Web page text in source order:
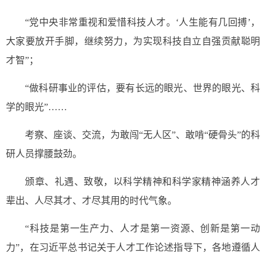
“党中央非常重视和爱惜科技人才。‘人生能有几回搏’，
大家要放开手脚，继续努力，为实现科技自立自强贡献聪明
才智”；
“做科研事业的评估，要有长远的眼光、世界的眼光、科
学的眼光”……
考察、座谈、交流，为敢闯“无人区”、敢啃“硬骨头”的科
研人员撑腰鼓劲。
颁章、礼遇、致敬，以科学精神和科学家精神涵养人才
辈出、人尽其才、才尽其用的时代气象。
“科技是第一生产力、人才是第一资源、创新是第一动
力”，在习近平总书记关于人才工作论述指导下，各地遵循人